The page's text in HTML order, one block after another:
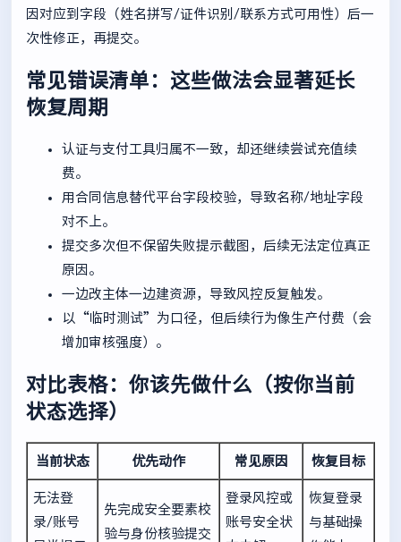
因对应到字段（姓名拼写/证件识别/联系方式可用性）后一
次性修正，再提交。
常见错误清单：这些做法会显著延长
恢复周期
认证与支付工具归属不一致，却还继续尝试充值续
费。
用合同信息替代平台字段校验，导致名称/地址字段
对不上。
提交多次但不保留失败提示截图，后续无法定位真正
原因。
一边改主体一边建资源，导致风控反复触发。
以“临时测试”为口径，但后续行为像生产付费（会
增加审核强度）。
对比表格：你该先做什么（按你当前
状态选择）
当前状态 优先动作 常见原因 恢复目标
无法登
录/账号
先完成安全要素校
验与身份核验提交
登录风控或
账号安全状
恢复登录
与基础操